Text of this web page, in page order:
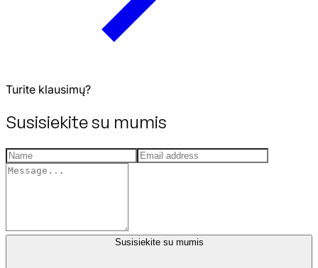
Turite klausimų?
Susisiekite su mumis
Susisiekite su mumis